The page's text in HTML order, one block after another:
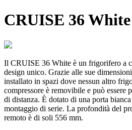
CRUISE 36 White
Il CRUISE 36 White è un frigorifero a
design unico. Grazie alle sue
installato in spazi dove nessun altro
compressore è removibile e può essere
di distanza. È dotato di una porta
montaggio di serie. La profondità del
remoto è di soli 556 mm.